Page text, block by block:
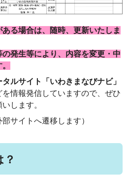
る場合は、随時、更新いたしま
発生等により、内容を変更・中
ルサイト「いわきまなびナビ」
情報発信していますので、ぜひ
します。
部サイトへ遷移します）